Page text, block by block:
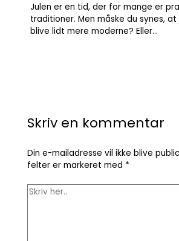
Julen er en tid, der for mange er
traditioner. Men måske du synes,
blive lidt mere moderne? Eller…
Skriv en kommentar
Din e-mailadresse vil ikke blive
felter er markeret med *